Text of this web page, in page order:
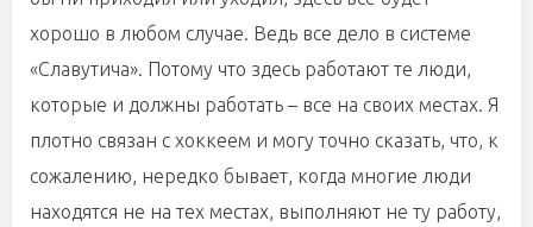
хорошо в любом случае. Ведь все дело в системе
«Славутича». Потому что здесь работают те люди,
которые и должны работать – все на своих местах. Я
плотно связан с хоккеем и могу точно сказать, что, к
сожалению, нередко бывает, когда многие люди
находятся не на тех местах, выполняют не ту работу,